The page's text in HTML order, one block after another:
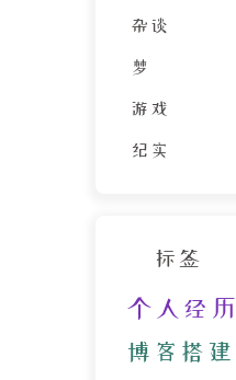
杂谈
梦
游戏
纪实
标签
个人经历
博客搭建